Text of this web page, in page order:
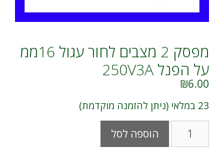
מפסק 2 מצבים לחור עגול 16ממ
על הפנל 250V3A
₪6.00
23 במלאי (ניתן להזמנה מוקדמת)
כמות
מפסק
הוספה לסל